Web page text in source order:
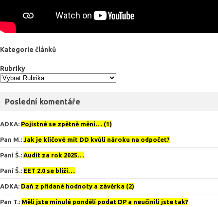
Kategorie článků
Rubriky
Poslední komentáře
ADKA: Pojistné se zpětně mění… (1)
Pan M.: Jak je klíčové mít DD kvůli nároku na odpočet?
Paní Š.: Audit za rok 2025…
Paní Š.: EET 2.0 se blíží…
ADKA: Daň z přidané hodnoty a závěrka (2)
Pan T.: Měli jste minulé pondělí podat DP a neučinili jste tak?